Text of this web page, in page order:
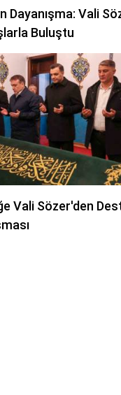
Dayanışma: Vali
Buluştu
Vali Sözer'den